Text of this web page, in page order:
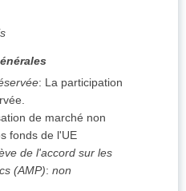
: La participation
de marché non
fonds de l'UE
de l'accord sur les
(AMP): non